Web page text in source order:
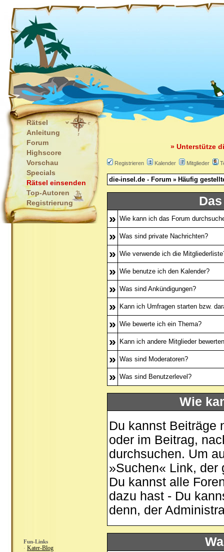
Rätsel
Anleitung
Forum
Highscore
Vorschau
Specials
Rätsel einsenden
Top-Autoren
Registrierung
Fun-Links
· Kater-Blog
» Unterstütze
Registrieren Kalender Mitglieder
die-insel.de - Forum » Häufig
» Wie kann ich das Forum
» Was sind private Nachrichten?
» Wie verwende ich die
» Wie benutze ich den Kalender?
» Was sind Ankündigungen?
» Kann ich Umfragen starten bzw.
» Wie bewerte ich ein Thema?
» Kann ich andere Mitglieder
» Was sind Moderatoren?
» Was sind Benutzerlevel?
Wie
Du kannst Beiträge
oder im Beitrag,
durchsuchen. Um
»Suchen« Link, der
Du kannst alle
dazu hast - Du
denn, der